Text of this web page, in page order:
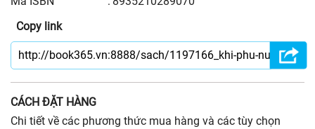
Copy link
CÁCH ĐẶT HÀNG
Chi tiết về các phương thức mua hàng và các tùy chọn